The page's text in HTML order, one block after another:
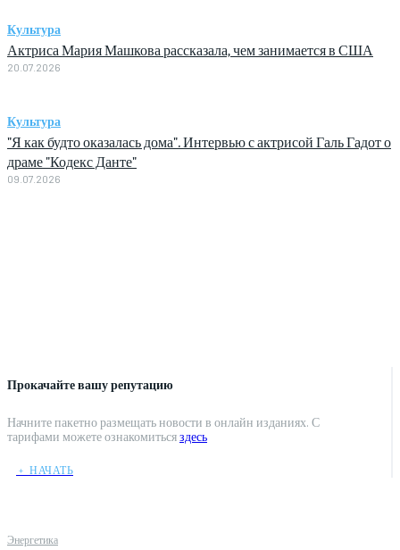
Прокачайте вашу репутацию
Начните пакетно размещать новости в онлайн изданиях. С
тарифами можете ознакомитьсяздесь
﹢ НАЧАТЬ
Энергетика
Культура
Актриса Мария Машкова рассказала, чем занимается в США
20.07.2026
Культура
"Я как будто оказалась дома". Интервью с актрисой Галь Гадот о
драме "Кодекс Данте"
09.07.2026